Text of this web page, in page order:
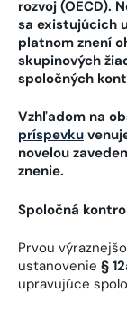
rozvoj (OECD).
sa existujúcich
platnom znení
skupinových
spoločných
Vzhľadom na
príspevku
novelou
znenie.
Spoločná
Prvou
ustanovenie §
upravujúce